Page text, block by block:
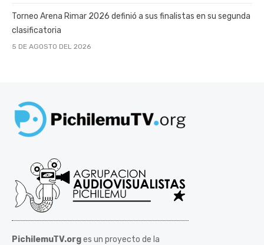
Torneo Arena Rimar 2026 definió a sus finalistas en su segunda
clasificatoria
5 DE AGOSTO DEL 2026
PichilemuTV.orges un proyecto de la